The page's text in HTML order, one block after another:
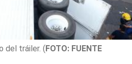
del tráiler. (FOTO: FUENTE